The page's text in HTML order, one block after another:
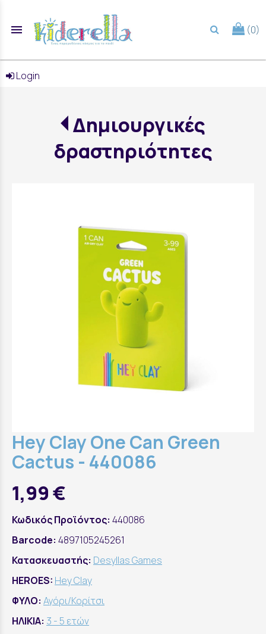
menu (0)
Login
Δημιουργικές
δραστηριότητες
Hey Clay One Can Green
Cactus - 440086
1,99 €
Κωδικός Προϊόντος: 440086
Barcode: 4897105245261
Κατασκευαστής: Desyllas Games
HEROES: Hey Clay
ΦΥΛΟ: Αγόρι/Κορίτσι
ΗΛΙΚΙΑ: 3 - 5 ετών